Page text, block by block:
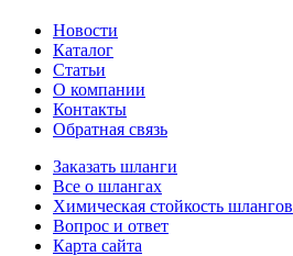
Новости
Каталог
Статьи
О компании
Контакты
Обратная связь
Заказать шланги
Все о шлангах
Химическая стойкость шлангов
Вопрос и ответ
Карта сайта